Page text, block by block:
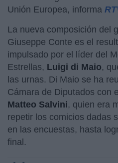
Unión Europea, informa
La nueva composición del
Giuseppe Conte es el
impulsado por el líder del
Estrellas, Luigi di Maio,
las urnas. Di Maio se ha
Cámara de Diputados con
Matteo Salvini, quien era
repetir los comicios dadas
en las encuestas, hasta
final.